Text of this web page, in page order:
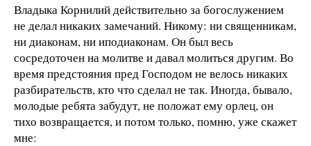
Владыка Корнилий действительно за богослужением
не делал никаких замечаний. Никому: ни священникам,
ни диаконам, ни иподиаконам. Он был весь
сосредоточен на молитве и давал молиться другим. Во
время предстояния пред Господом не велось никаких
разбирательств, кто что сделал не так. Иногда, бывало,
молодые ребята забудут, не положат ему орлец, он
тихо возвращается, и потом только, помню, уже скажет
мне: